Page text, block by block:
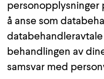
personopplysninger
å anse som
behandlingen av
samsvar med